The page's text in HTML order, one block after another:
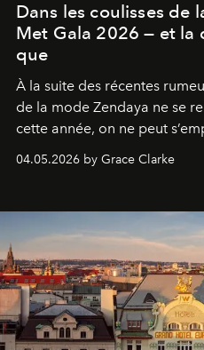
Dans les coulisses de
Met Gala 2026 — et la
que
À la suite des récentes
de la mode Zendaya ne se
cette année, on ne peut
sera présent.
04.05.2026 by Grace Clarke